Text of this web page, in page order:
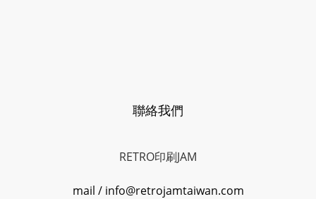
聯絡我們
RETRO印刷JAM
mail / info@retrojamtaiwan.com